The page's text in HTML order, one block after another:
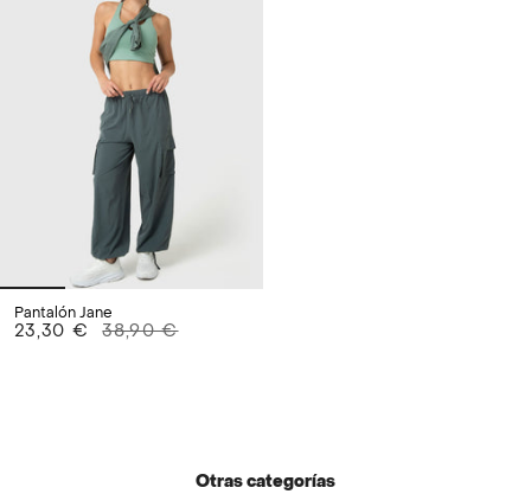
Pantalón Jane
23,30 € 38,90 €
Otras categorías